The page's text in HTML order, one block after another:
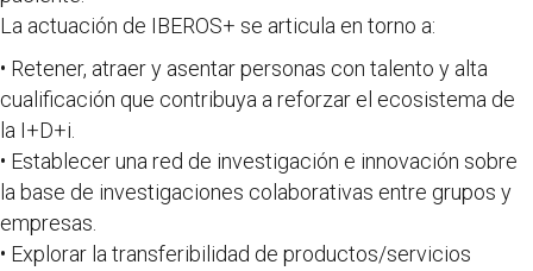
La actuación de IBEROS+ se articula en torno a:
• Retener, atraer y asentar personas con talento y alta
cualificación que contribuya a reforzar el ecosistema de
la I+D+i.
• Establecer una red de investigación e innovación sobre
la base de investigaciones colaborativas entre grupos y
empresas.
• Explorar la transferibilidad de productos/servicios